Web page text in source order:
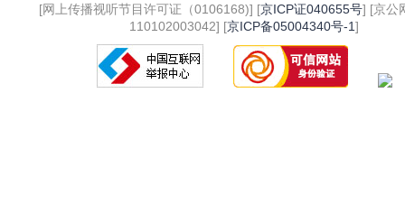
[网上传播视听节目许可证（0106168)] [京ICP证040655号] [京公
110102003042] [京ICP备05004340号-1]